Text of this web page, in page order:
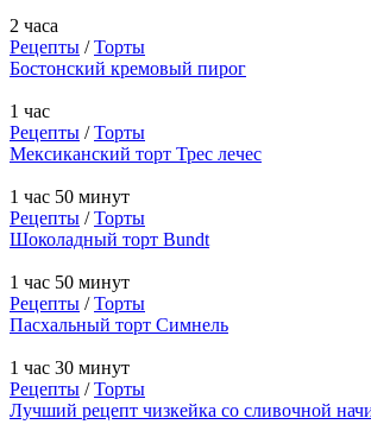
2 часа
Рецепты /Торты
Бостонский кремовый пирог
1 час
Рецепты /Торты
Мексиканский торт Трес лечес
1 час 50 минут
Рецепты /Торты
Шоколадный торт Bundt
1 час 50 минут
Рецепты /Торты
Пасхальный торт Симнель
1 час 30 минут
Рецепты /Торты
Лучший рецепт чизкейка со сливочной